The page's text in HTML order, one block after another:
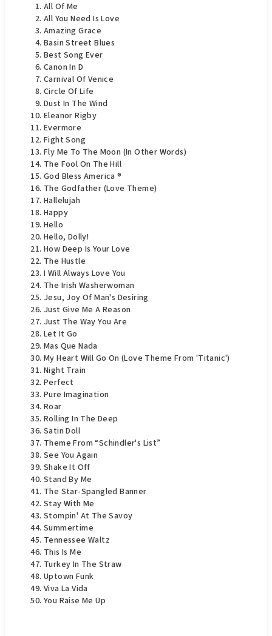
All Of Me
All You Need Is Love
Amazing Grace
Basin Street Blues
Best Song Ever
Canon In D
Carnival Of Venice
Circle Of Life
Dust In The Wind
Eleanor Rigby
Evermore
Fight Song
Fly Me To The Moon (In Other Words)
The Fool On The Hill
God Bless America ®
The Godfather (Love Theme)
Hallelujah
Happy
Hello
Hello, Dolly!
How Deep Is Your Love
The Hustle
I Will Always Love You
The Irish Washerwoman
Jesu, Joy Of Man's Desiring
Just Give Me A Reason
Just The Way You Are
Let It Go
Mas Que Nada
My Heart Will Go On (Love Theme From 'Titanic')
Night Train
Perfect
Pure Imagination
Roar
Rolling In The Deep
Satin Doll
Theme From “Schindler's List”
See You Again
Shake It Off
Stand By Me
The Star-Spangled Banner
Stay With Me
Stompin' At The Savoy
Summertime
Tennessee Waltz
This Is Me
Turkey In The Straw
Uptown Funk
Viva La Vida
You Raise Me Up